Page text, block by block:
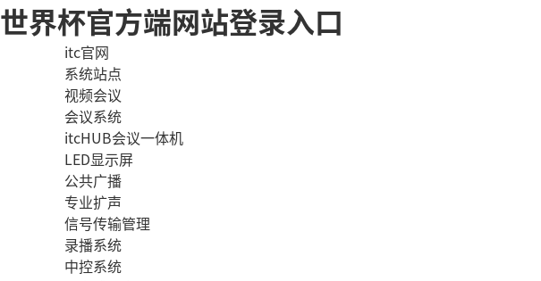
世界杯官方端网站登录入口
itc官网
系统站点
视频会议
会议系统
itcHUB会议一体机
LED显示屏
公共广播
专业扩声
信号传输管理
录播系统
中控系统